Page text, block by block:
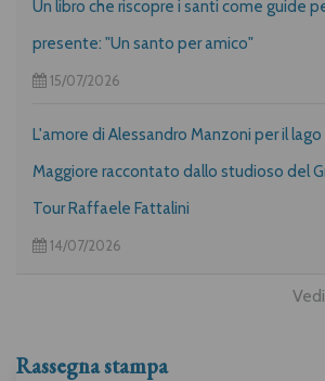
Un libro che riscopre i santi come guide
presente: "Un santo per amico"
15/07/2026
L'amore di Alessandro Manzoni per il lago
Maggiore raccontato dallo studioso del
Tour Raffaele Fattalini
14/07/2026
Rassegna stampa